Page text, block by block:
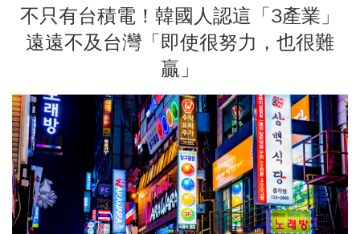
不只有台積電！韓國人認這「3產業」
遠遠不及台灣「即使很努力，也很難
贏」